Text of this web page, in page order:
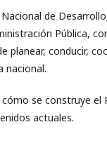
Nacional de
Pública,
planear, conducir,
nacional.
se construye el
actuales.